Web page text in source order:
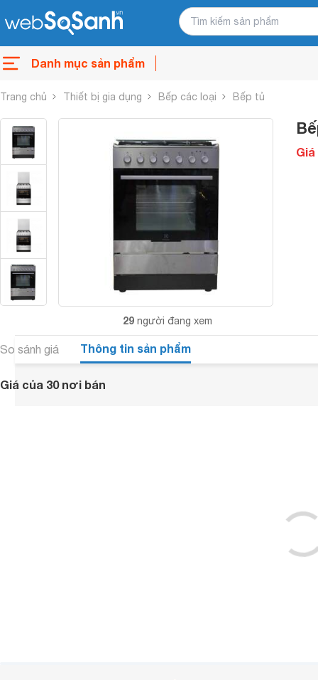
Danh mục sản phẩm
Trang chủ Thiết bị gia dụng Bếp các loại Bếp tủ
29 người đang xem
Giá
So sánh giá Thông tin sản phẩm
Giá của 30 nơi bán